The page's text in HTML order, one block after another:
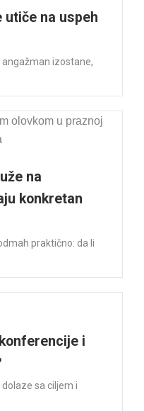
utiče na uspeh
izostane,
na
konkretan
praktično: da li
i
sa ciljem i